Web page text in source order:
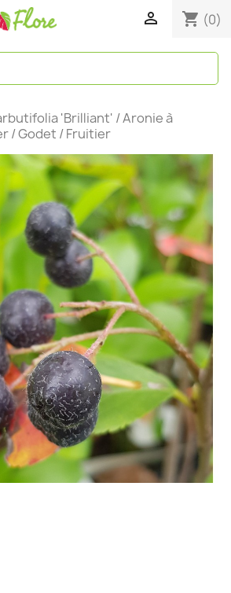
 shopping_cart (0)
'Brilliant' / Aronie à
/ Godet / Fruitier